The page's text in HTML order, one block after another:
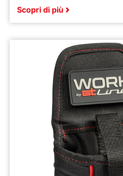
Scopri di più